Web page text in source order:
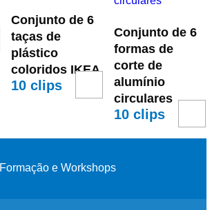
Conjunto de 6
taças de
plástico
coloridos IKEA
10clips
Conjunto de 6
formas de
corte de
alumínio
circulares
10clips
Formação e Workshops